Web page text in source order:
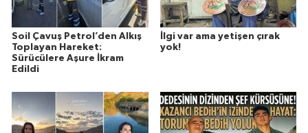
Soil Çavuş Petrol’den Alkış
Toplayan Hareket:
Sürücülere Aşure İkram
Edildi
İlgi var ama yetişen çırak
yok!